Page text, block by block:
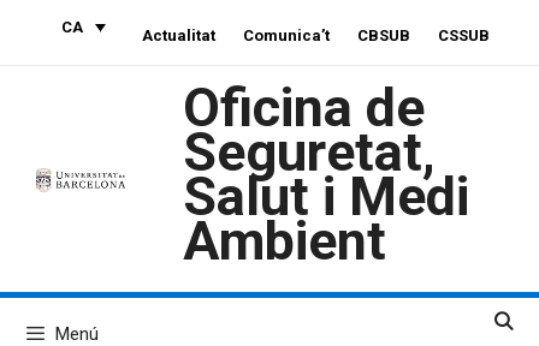
CA Actualitat Comunica’t CBSUB CSSUB
Oficina de
Seguretat,
Salut i Medi
Ambient
Menú